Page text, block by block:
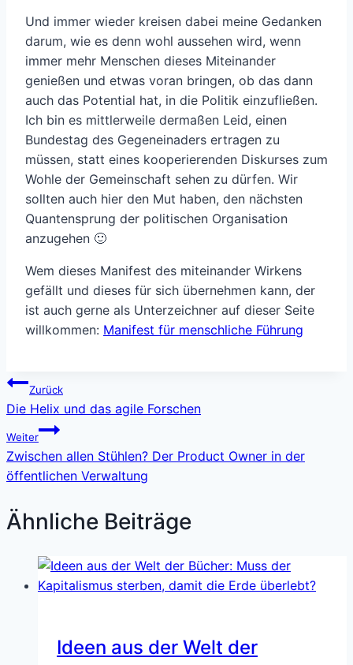
Und immer wieder kreisen dabei meine Gedanken
darum, wie es denn wohl aussehen wird, wenn
immer mehr Menschen dieses Miteinander
genießen und etwas voran bringen, ob das dann
auch das Potential hat, in die Politik einzufließen.
Ich bin es mittlerweile dermaßen Leid, einen
Bundestag des Gegeneinaders ertragen zu
müssen, statt eines kooperierenden Diskurses zum
Wohle der Gemeinschaft sehen zu dürfen. Wir
sollten auch hier den Mut haben, den nächsten
Quantensprung der politischen Organisation
anzugehen 🙂
Wem dieses Manifest des miteinander Wirkens
gefällt und dieses für sich übernehmen kann, der
ist auch gerne als Unterzeichner auf dieser Seite
willkommen: Manifest für menschliche Führung
Beitragsnavigation
Zurück
Die Helix und das agile Forschen
Weiter
Zwischen allen Stühlen? Der Product Owner in der
öffentlichen Verwaltung
Ähnliche Beiträge
Ideen aus der Welt der